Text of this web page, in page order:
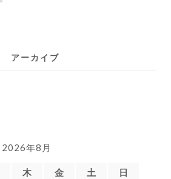
アーカイブ
2026年8月
木 金 土 日